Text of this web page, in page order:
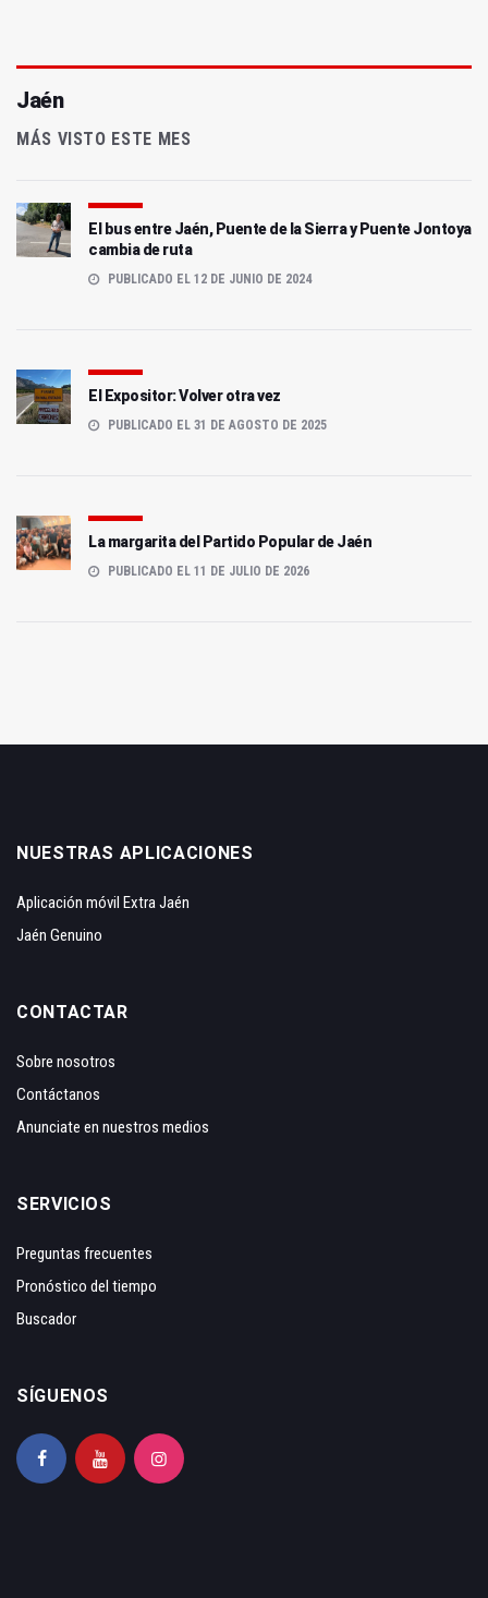
Jaén
MÁS VISTO ESTE MES
El bus entre Jaén, Puente de la Sierra y Puente Jontoya
cambia de ruta
PUBLICADO EL 12 DE JUNIO DE 2024
El Expositor: Volver otra vez
PUBLICADO EL 31 DE AGOSTO DE 2025
La margarita del Partido Popular de Jaén
PUBLICADO EL 11 DE JULIO DE 2026
NUESTRAS APLICACIONES
Aplicación móvil Extra Jaén
Jaén Genuino
CONTACTAR
Sobre nosotros
Contáctanos
Anunciate en nuestros medios
SERVICIOS
Preguntas frecuentes
Pronóstico del tiempo
Buscador
SÍGUENOS